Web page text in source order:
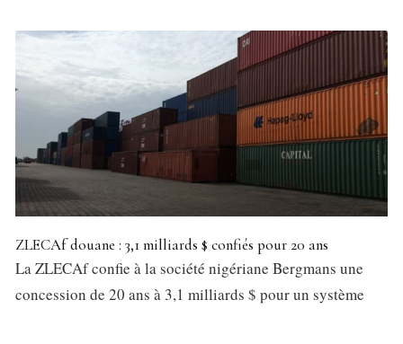
ZLECAf douane : 3,1 milliards $ confiés pour 20 ans
La ZLECAf confie à la société nigériane Bergmans une
concession de 20 ans à 3,1 milliards $ pour un système